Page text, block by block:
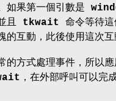
如果第一個引數是
且 tkwait
命令等待
互動，此後使用這次互
的方式處理事件，所以應
，在外部呼叫可以完